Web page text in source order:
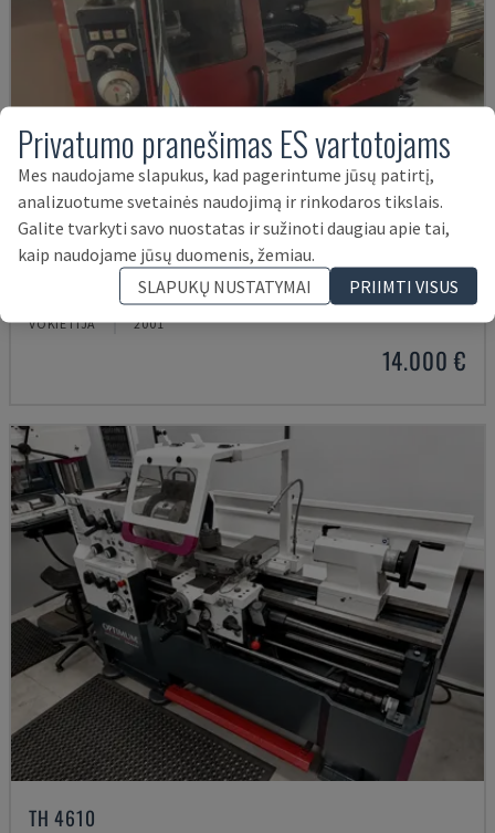
EMCOMAT 200X1000
EMCO - HORIZONTALIOS TEKINIMO STAKLĖS
VOKIETIJA 2001
14.000 €
TH 4610
Privatumo pranešimas ES vartotojams
Mes naudojame slapukus, kad pagerintume jūsų patirtį,
analizuotume svetainės naudojimą ir rinkodaros tikslais.
Galite tvarkyti savo nuostatas ir sužinoti daugiau apie tai,
kaip naudojame jūsų duomenis, žemiau.
SLAPUKŲ NUSTATYMAI
PRIIMTI VISUS